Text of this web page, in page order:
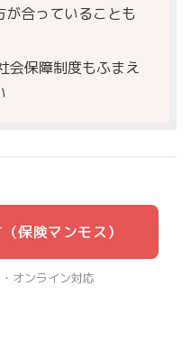
が合っていることも
会保障制度もふまえ
保険マンモス）
オンライン対応